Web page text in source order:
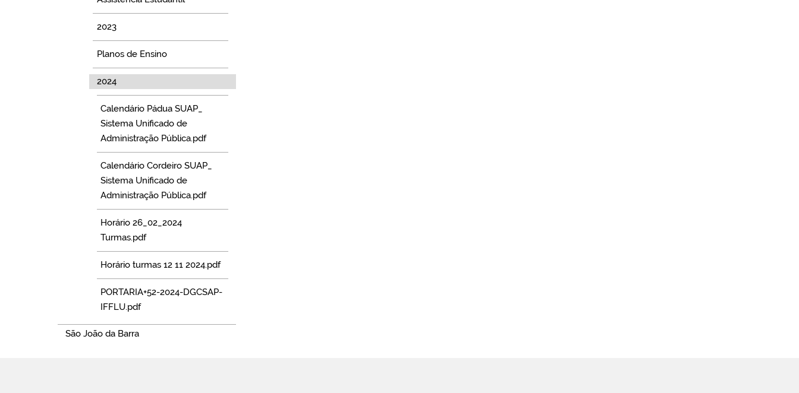
2023
Planos de Ensino
2024
Calendário Pádua SUAP_
Sistema Unificado de
Administração Pública.pdf
Calendário Cordeiro SUAP_
Sistema Unificado de
Administração Pública.pdf
Horário 26_02_2024
Turmas.pdf
Horário turmas 12 11 2024.pdf
PORTARIA+52-2024-DGCSAP-
IFFLU.pdf
São João da Barra